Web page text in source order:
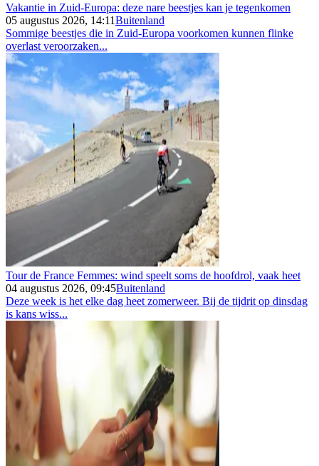
Vakantie in Zuid-Europa: deze nare beestjes kan je tegenkomen
05 augustus 2026, 14:11Buitenland
Sommige beestjes die in Zuid-Europa voorkomen kunnen flinke
overlast veroorzaken...
Tour de France Femmes: wind speelt soms de hoofdrol, vaak heet
04 augustus 2026, 09:45Buitenland
Deze week is het elke dag heet zomerweer. Bij de tijdrit op dinsdag
is kans wiss...